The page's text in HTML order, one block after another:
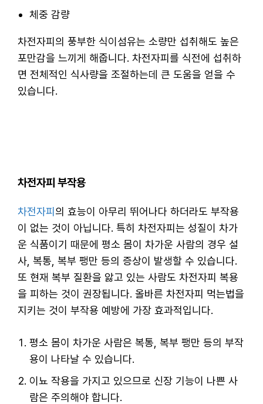
체중 감량
차전자피의 풍부한 식이섬유는 소량만 섭취해도 높은
포만감을 느끼게 해줍니다. 차전자피를 식전에 섭취하
면 전체적인 식사량을 조절하는데 큰 도움을 얻을 수
있습니다.
차전자피 부작용
차전자피 의 효능이 아무리 뛰어나다 하더라도 부작용
이 없는 것이 아닙니다. 특히 차전자피는 성질이 차가
운 식품이기 때문에 평소 몸이 차가운 사람의 경우 설
사, 복통, 복부 팽만 등의 증상이 발생할 수 있습니다.
또 현재 복부 질환을 앓고 있는 사람도 차전자피 복용
을 피하는 것이 권장됩니다. 올바른 차전자피 먹는법을
지키는 것이 부작용 예방에 가장 효과적입니다.
평소 몸이 차가운 사람은 복통, 복부 팽만 등의 부작
용이 나타날 수 있습니다.
이뇨 작용을 가지고 있으므로 신장 기능이 나쁜 사
람은 주의해야 합니다.